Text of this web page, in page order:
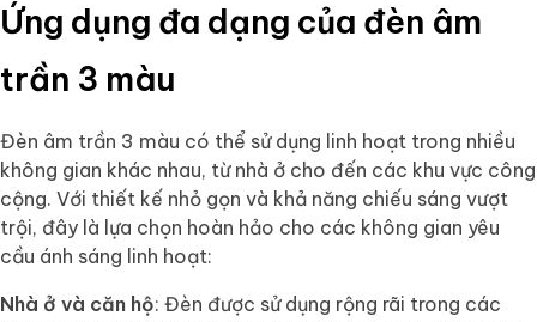
Ứng dụng đa dạng của đèn âm
trần 3 màu
Đèn âm trần 3 màu có thể sử dụng linh hoạt trong nhiều
không gian khác nhau, từ nhà ở cho đến các khu vực công
cộng. Với thiết kế nhỏ gọn và khả năng chiếu sáng vượt
trội, đây là lựa chọn hoàn hảo cho các không gian yêu
cầu ánh sáng linh hoạt:
Nhà ở và căn hộ: Đèn được sử dụng rộng rãi trong các